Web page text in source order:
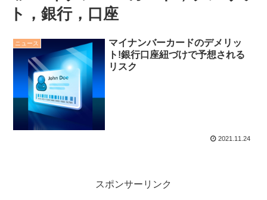
ト，銀行，口座
ニュース
マイナンバーカードのデメリッ
ト!銀行口座紐づけで予想される
リスク
2021.11.24
スポンサーリンク